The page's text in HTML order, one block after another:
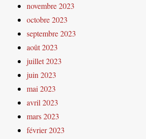
novembre 2023
octobre 2023
septembre 2023
août 2023
juillet 2023
juin 2023
mai 2023
avril 2023
mars 2023
février 2023